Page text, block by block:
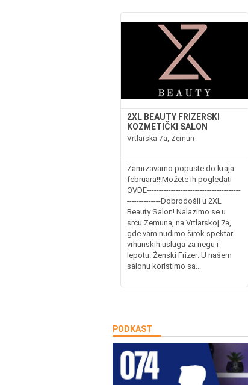
2XL BEAUTY FRIZERSKI
KOZMETIČKI SALON
Vrtlarska 7a, Zemun
Zamrzavamo popuste do kraja
februara!!!Možete ih pogledati
OVDE---------------------------------------
--------------Dobrodošli u 2XL
Beauty Salon! Nalazimo se u
srcu Zemuna, na Vrtlarskoj 7a,
gde vam nudimo širok spektar
vrhunskih usluga za negu i
lepotu. Ženski Frizer: U našem
salonu koristimo sa...
PODKAST